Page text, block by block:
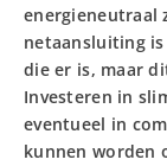
energieneutraal
netaansluiting
die er is, maar
Investeren in
eventueel in
kunnen worden